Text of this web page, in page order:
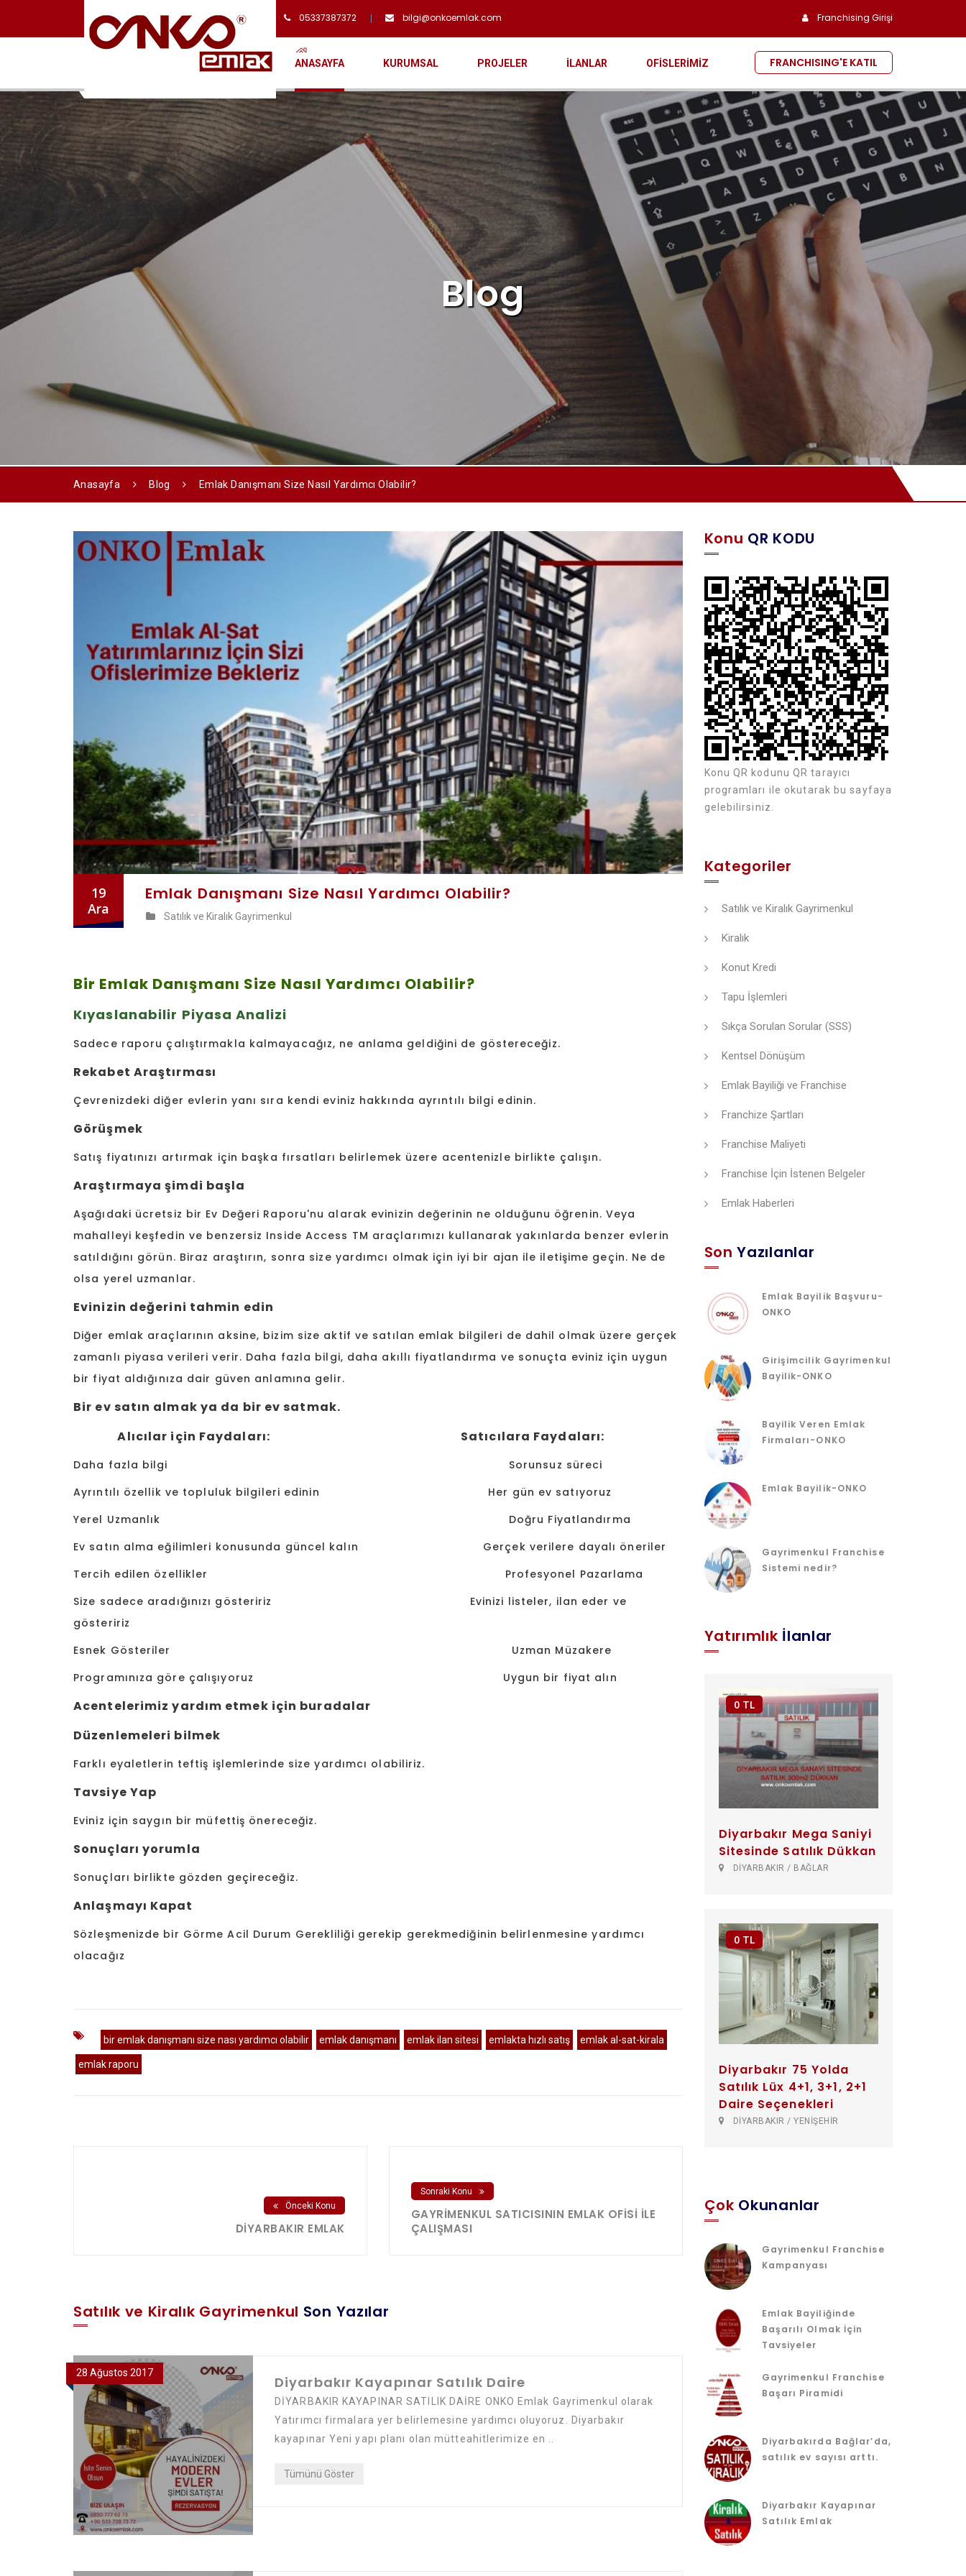
05337387372 bilgi@onkoemlak.com Franchising Girişi
ANASAYFA KURUMSAL PROJELER İLANLAR OFİSLERİMİZ FRANCHISING'E KATIL
Blog
Anasayfa Blog Emlak Danışmanı Size Nasıl Yardımcı Olabilir?
19
Ara
Emlak Danışmanı Size Nasıl Yardımcı Olabilir?
Satılık ve Kiralık Gayrimenkul
Bir Emlak Danışmanı Size Nasıl Yardımcı Olabilir?
Kıyaslanabilir Piyasa Analizi
Sadece raporu çalıştırmakla kalmayacağız, ne anlama geldiğini de göstereceğiz.
Rekabet Araştırması
Çevrenizdeki diğer evlerin yanı sıra kendi eviniz hakkında ayrıntılı bilgi edinin.
Görüşmek
Satış fiyatınızı artırmak için başka fırsatları belirlemek üzere acentenizle birlikte çalışın.
Araştırmaya şimdi başla
Aşağıdaki ücretsiz bir Ev Değeri Raporu'nu alarak evinizin değerinin ne olduğunu öğrenin. Veya
mahalleyi keşfedin ve benzersiz Inside Access TM araçlarımızı kullanarak yakınlarda benzer evlerin
satıldığını görün. Biraz araştırın, sonra size yardımcı olmak için iyi bir ajan ile iletişime geçin. Ne de
olsa yerel uzmanlar.
Evinizin değerini tahmin edin
Diğer emlak araçlarının aksine, bizim size aktif ve satılan emlak bilgileri de dahil olmak üzere gerçek
zamanlı piyasa verileri verir. Daha fazla bilgi, daha akıllı fiyatlandırma ve sonuçta eviniz için uygun
bir fiyat aldığınıza dair güven anlamına gelir.
Bir ev satın almak ya da bir ev satmak.
Alıcılar için Faydaları:
Satıcılara Faydaları:
Daha fazla bilgi Sorunsuz süreci
Ayrıntılı özellik ve topluluk bilgileri edinin Her gün ev satıyoruz
Yerel Uzmanlık Doğru Fiyatlandırma
Ev satın alma eğilimleri konusunda güncel kalın Gerçek verilere dayalı öneriler
Tercih edilen özellikler Profesyonel Pazarlama
Size sadece aradığınızı gösteririz Evinizi listeler, ilan eder ve
gösteririz
Esnek Gösteriler Uzman Müzakere
Programınıza göre çalışıyoruz Uygun bir fiyat alın
Acentelerimiz yardım etmek için buradalar
Düzenlemeleri bilmek
Farklı eyaletlerin teftiş işlemlerinde size yardımcı olabiliriz.
Tavsiye Yap
Eviniz için saygın bir müfettiş önereceğiz.
Sonuçları yorumla
Sonuçları birlikte gözden geçireceğiz.
Anlaşmayı Kapat
Sözleşmenizde bir Görme Acil Durum Gerekliliği gerekip gerekmediğinin belirlenmesine yardımcı
olacağız
bir emlak danışmanı size nası yardımcı olabilir emlak danışmanı emlak ilan sitesi emlakta hızlı satış emlak al-sat-kirala
emlak raporu
Önceki Konu
DIYARBAKIR EMLAK
Sonraki Konu
GAYRIMENKUL SATICISININ EMLAK OFISI ILE
ÇALIŞMASI
Satılık ve Kiralık Gayrimenkul Son Yazılar
28 Ağustos 2017
Diyarbakır Kayapınar Satılık Daire
DİYARBAKIR KAYAPINAR SATILIK DAİRE ONKO Emlak Gayrimenkul olarak
Yatırımcı firmalara yer belirlemesine yardımcı oluyoruz. Diyarbakır
kayapınar Yeni yapı planı olan mütteahitlerimize en ..
Tümünü Göster
Konu QR KODU
Konu QR kodunu QR tarayıcı
programları ile okutarak bu sayfaya
gelebilirsiniz.
Kategoriler
Satılık ve Kiralık Gayrimenkul
Kiralık
Konut Kredi
Tapu İşlemleri
Sıkça Sorulan Sorular (SSS)
Kentsel Dönüşüm
Emlak Bayiliği ve Franchise
Franchize Şartları
Franchise Maliyeti
Franchise İçin İstenen Belgeler
Emlak Haberleri
SonYazılanlar
Emlak Bayilik Başvuru-
ONKO
Girişimcilik Gayrimenkul
Bayilik-ONKO
Bayilik Veren Emlak
Firmaları-ONKO
Emlak Bayilik-ONKO
Gayrimenkul Franchise
Sistemi nedir?
Yatırımlık İlanlar
0 TL
Diyarbakır Mega Saniyi
Sitesinde Satılık Dükkan
DİYARBAKIR / BAĞLAR
0 TL
Diyarbakır 75 Yolda
Satılık Lüx 4+1, 3+1, 2+1
Daire Seçenekleri
DİYARBAKIR / YENİŞEHİR
Çok Okunanlar
Gayrimenkul Franchise
Kampanyası
Emlak Bayiliğinde
Başarılı Olmak İçin
Tavsiyeler
Gayrimenkul Franchise
Başarı Piramidi
Diyarbakırda Bağlar’da,
satılık ev sayısı arttı.
Diyarbakır Kayapınar
Satılık Emlak